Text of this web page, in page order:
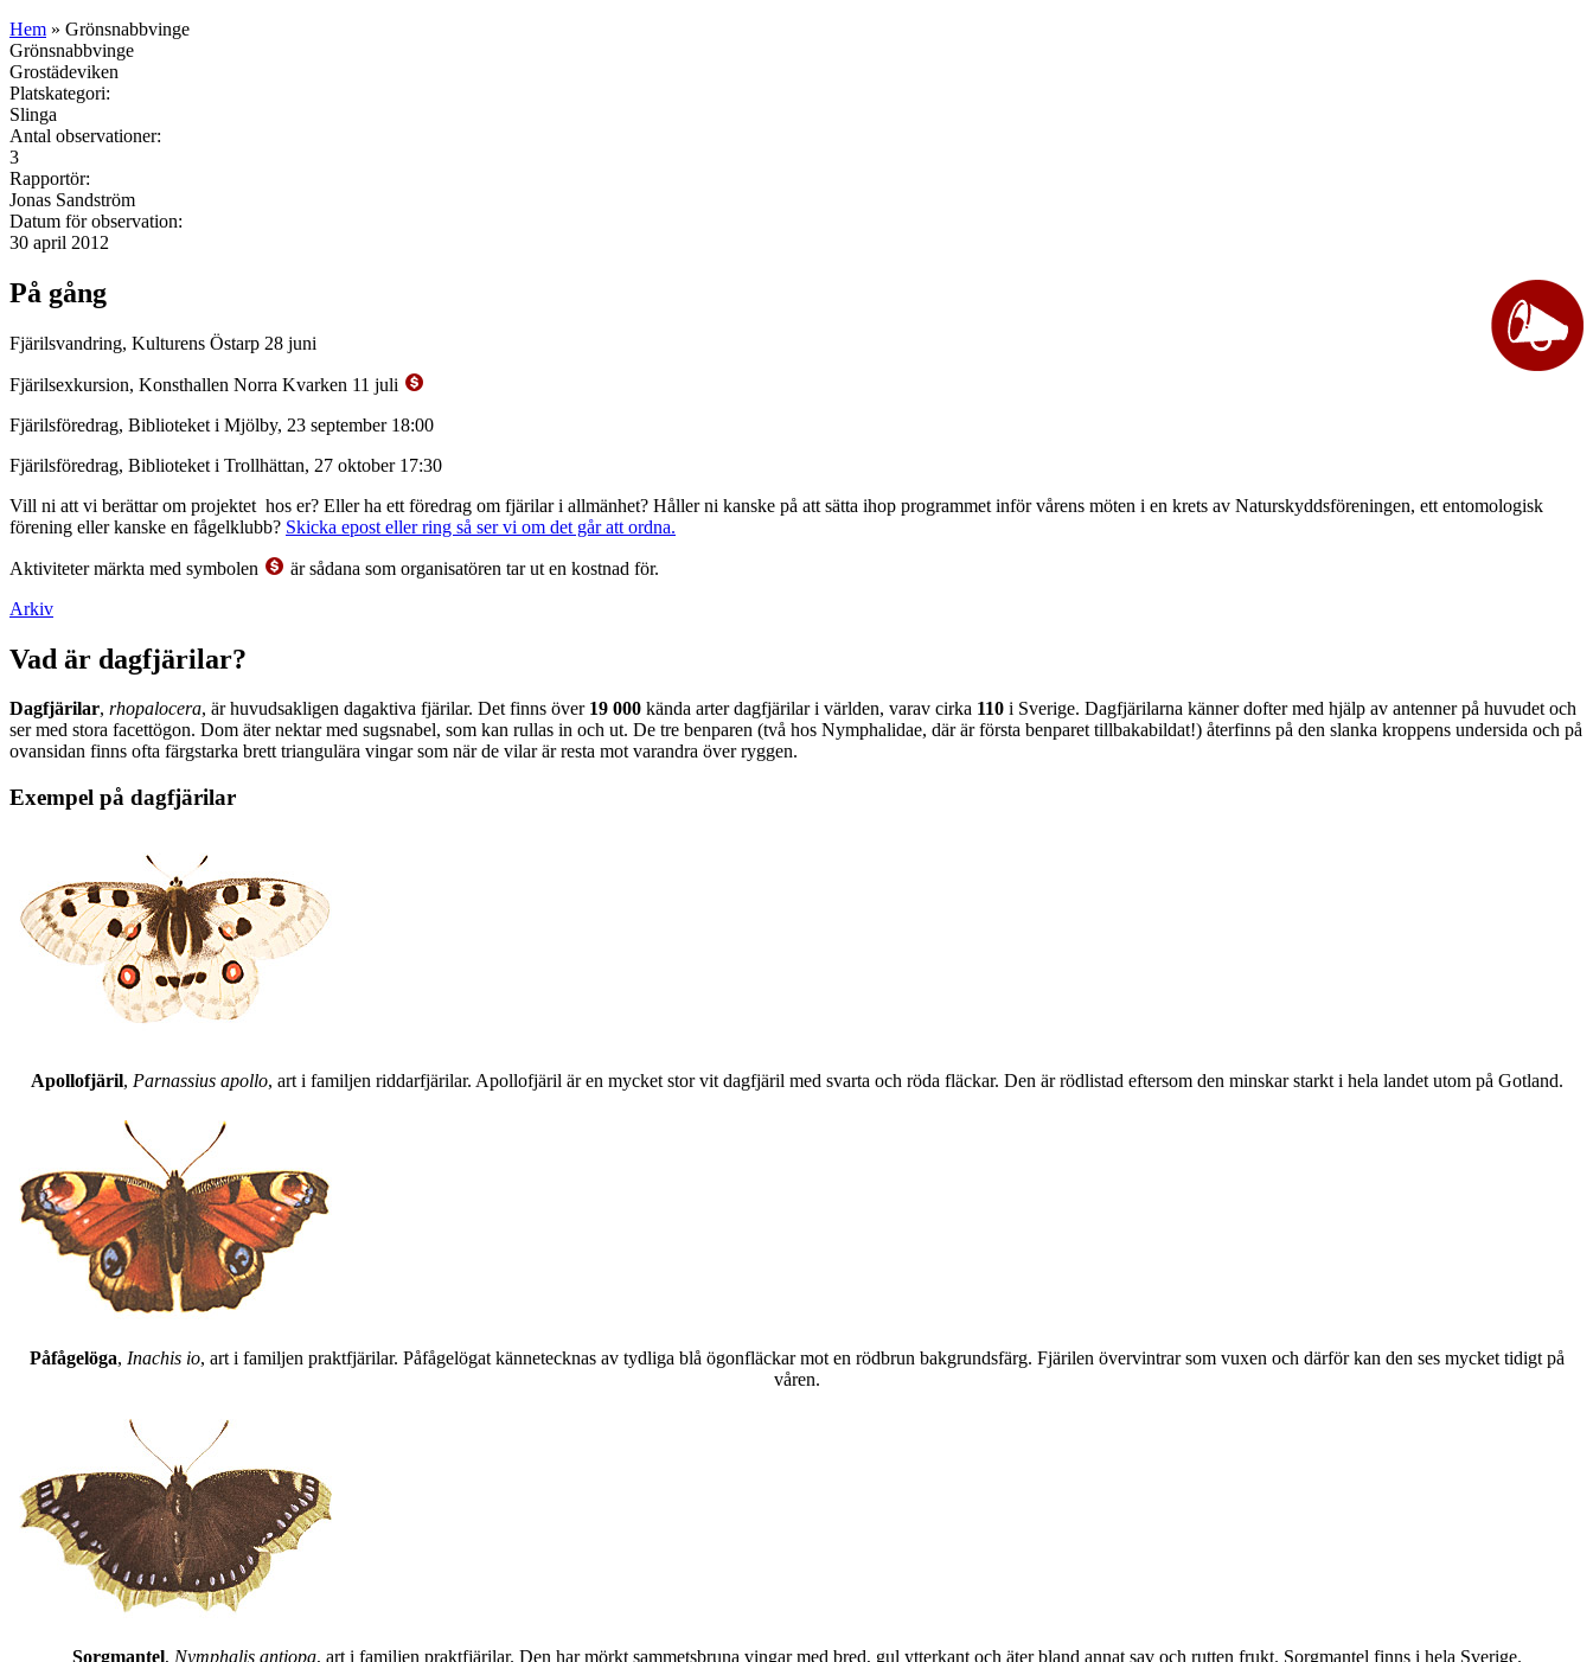
Hem » Grönsnabbvinge
Grönsnabbvinge
Grostädeviken
Platskategori:
Slinga
Antal observationer:
3
Rapportör:
Jonas Sandström
Datum för observation:
30 april 2012
På gång
Fjärilsvandring, Kulturens Östarp 28 juni
Fjärilsexkursion, Konsthallen Norra Kvarken 11 juli
Fjärilsföredrag, Biblioteket i Mjölby, 23 september 18:00
Fjärilsföredrag, Biblioteket i Trollhättan, 27 oktober 17:30
Vill ni att vi berättar om projektet hos er? Eller ha ett föredrag om fjärilar i allmänhet? Håller ni kanske på att sätta ihop programmet inför vårens möten i en krets av Naturskyddsföreningen, ett entomologisk
förening eller kanske en fågelklubb? Skicka epost eller ring så ser vi om det går att ordna.
Aktiviteter märkta med symbolen
är sådana som organisatören tar ut en kostnad för.
Arkiv
Vad är dagfjärilar?
Dagfjärilar, rhopalocera, är huvudsakligen dagaktiva fjärilar. Det finns över 19 000 kända arter dagfjärilar i världen, varav cirka 110 i Sverige. Dagfjärilarna känner dofter med hjälp av antenner på huvudet och
ser med stora facettögon. Dom äter nektar med sugsnabel, som kan rullas in och ut. De tre benparen (två hos Nymphalidae, där är första benparet tillbakabildat!) återfinns på den slanka kroppens undersida och på
ovansidan finns ofta färgstarka brett triangulära vingar som när de vilar är resta mot varandra över ryggen.
Exempel på dagfjärilar
Apollofjäril, Parnassius apollo, art i familjen riddarfjärilar. Apollofjäril är en mycket stor vit dagfjäril med svarta och röda fläckar. Den är rödlistad eftersom den minskar starkt i hela landet utom på Gotland.
Påfågelöga, Inachis io, art i familjen praktfjärilar. Påfågelögat kännetecknas av tydliga blå ögonfläckar mot en rödbrun bakgrundsfärg. Fjärilen övervintrar som vuxen och därför kan den ses mycket tidigt på
våren.
Sorgmantel, Nymphalis antiopa, art i familjen praktfjärilar. Den har mörkt sammetsbruna vingar med bred, gul ytterkant och äter bland annat sav och rutten frukt. Sorgmantel finns i hela Sverige.